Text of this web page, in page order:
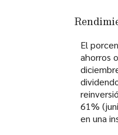
El
ahorros
61%
en una